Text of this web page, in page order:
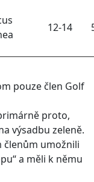
12-14
pouze člen Golf
proto,
výsadbu zeleně.
členům umožnili
a měli k němu